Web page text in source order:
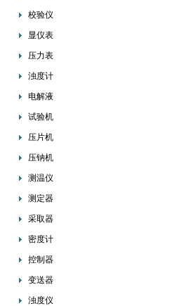
校验仪
显仪表
压力表
浊度计
电解液
试验机
压片机
压钠机
测温仪
测定器
采取器
密度计
控制器
变送器
浊度仪